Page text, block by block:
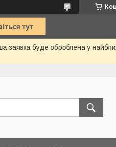
заявка буде оброблена у